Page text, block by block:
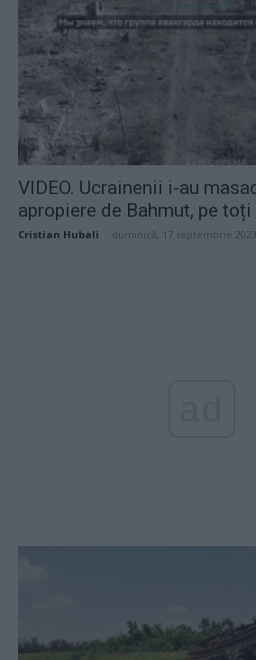
VIDEO. Ucrainenii i-au
apropiere de Bahmut, pe
Cristian Hubali duminică, 17 septembrie 2023